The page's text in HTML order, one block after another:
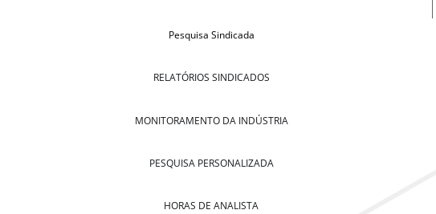
Pesquisa Sindicada
RELATÓRIOS SINDICADOS
MONITORAMENTO DA INDÚSTRIA
PESQUISA PERSONALIZADA
HORAS DE ANALISTA